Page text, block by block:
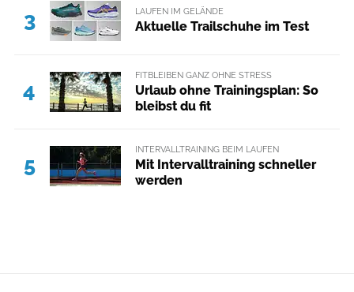
3 LAUFEN IM GELÄNDE
Aktuelle Trailschuhe im Test
4
FITBLEIBEN GANZ OHNE STRESS
Urlaub ohne Trainingsplan: So
bleibst du fit
5
INTERVALLTRAINING BEIM LAUFEN
Mit Intervalltraining schneller
werden